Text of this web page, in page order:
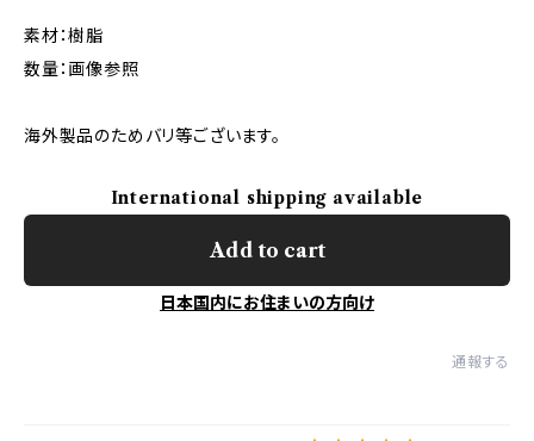
素材：樹脂
数量：画像参照
海外製品のためバリ等ございます。
International shipping available
Add to cart
日本国内にお住まいの方向け
通報する